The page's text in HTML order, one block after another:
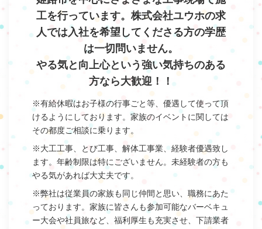
工を行っています。株式会社ユウホの求
人では入社を希望してくださる方の学歴
は一切問いません。
やる気と向上心という強い気持ちのある
方なら大歓迎！！
※有給休暇はお子様の行事ごと等、優遇して使って頂
けるようにしております。家族のイベントに関しては
その都度ご相談に乗ります。
※大工工事、とび工事、解体工事業、経験者優遇致し
ます。年齢制限は特にございません。未経験者の方も
やる気があれば大丈夫です。
※弊社は従業員の家族も同じ仲間と思い、職務にあた
っております。家族に皆さんも参加可能なバーベキュ
ー大会や社員旅など、福利厚生も充実させ、下請業者